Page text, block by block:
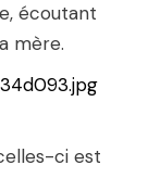
écoutant
mère.
ci est